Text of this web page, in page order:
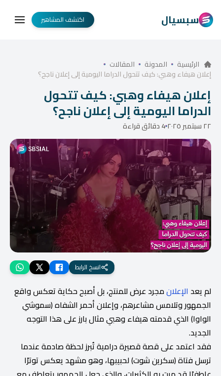
سبسيال اكتشف المشاهير
الرئيسية المدونة المقالات
إعلان هيفاء وهبي: كيف تتحول الدراما اليومية إلى إعلان ناجح؟
إعلان هيفاء وهبي: كيف تتحول
الدراما اليومية إلى إعلان ناجح؟
٢٢ سبتمبر ٢٠٢٥ 4 دقائق قراءة
انسخ الرابط
لم يعد الإعلانمجرد عرض للمنتج، بل أصبح حكاية تعكس واقع
الجمهور وتلامس مشاعرهم، وإعلان أحمر الشفاه (سموشي
الواوا) الذي قدمته هيفاء وهبي مثال بارز على هذا التوجه
الجديد.
فقد اعتمد على قصة قصيرة درامية تُبرز لحظة صادمة عندما
ترسل فتاة (سكرين شوت) لحبيبها، وهو مشهد يعكس توترًا